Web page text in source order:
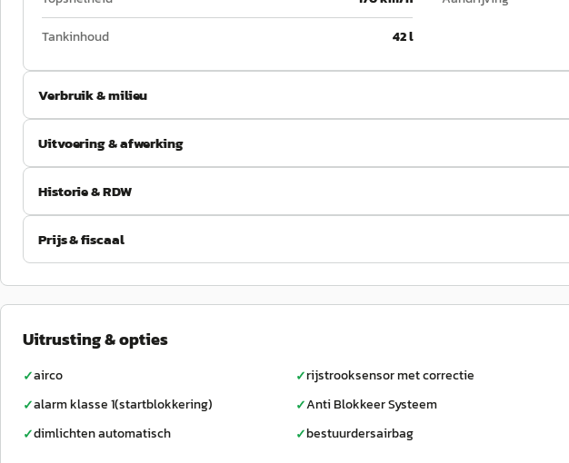
Tankinhoud
42 l
Verbruik & milieu
Uitvoering & afwerking
Historie & RDW
Prijs & fiscaal
Uitrusting & opties
✓airco ✓rijstrooksensor met correctie
✓alarm klasse 1(startblokkering) ✓Anti Blokkeer Systeem
✓dimlichten automatisch ✓bestuurdersairbag